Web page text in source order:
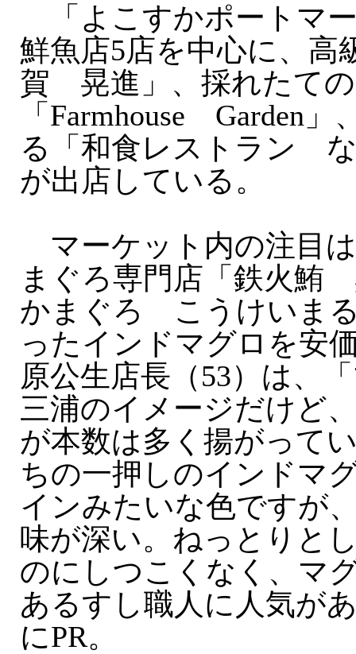
「よこすかポートマ
鮮魚店5店を中心に、高
賀 晃進」、採れたて
「Farmhouse Garden
る「和食レストラン
が出店している。
マーケット内の注目
まぐろ専門店「鉄火鮪
かまぐろ こうけいま
ったインドマグロを安
原公生店長（53）は、
三浦のイメージだけど
が本数は多く揚がって
ちの一押しのインドマ
インみたいな色ですが
味が深い。ねっとりと
のにしつこくなく、マ
あるすし職人に人気が
にPR。